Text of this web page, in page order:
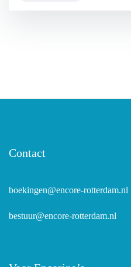
Contact
boekingen@encore-rotterdam.nl
bestuur@encore-rotterdam.nl